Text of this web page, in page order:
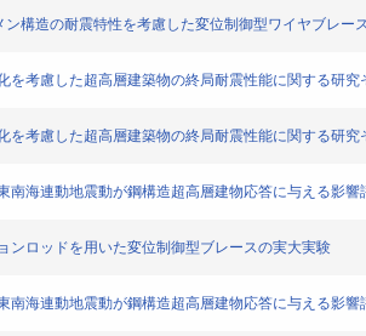
ン構造の耐震特性を考慮した変位制御型ワイヤブレー
を考慮した超高層建築物の終局耐震性能に関する研
を考慮した超高層建築物の終局耐震性能に関する研
南海連動地震動が鋼構造超高層建物応答に与える影響
ンロッドを用いた変位制御型ブレースの実大実験
南海連動地震動が鋼構造超高層建物応答に与える影響